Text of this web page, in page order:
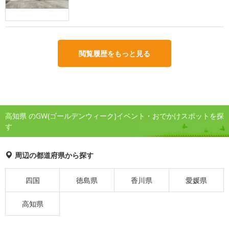
閲覧履歴をもっと見る
高知県 のGW(ゴールデンウィーク)イベント・おでかけスポットを探
す
周辺の都道府県から探す
四国 徳島県 香川県 愛媛県
高知県